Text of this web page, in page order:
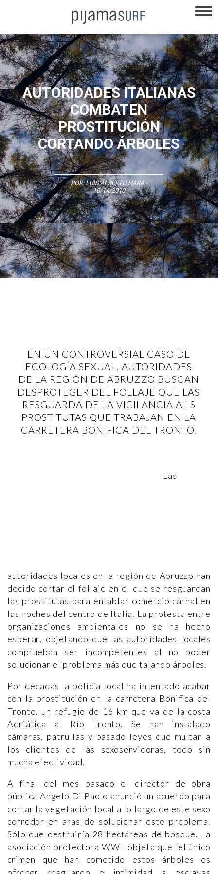
AUTORIDADES ITALIANAS
COMBATEN
PROSTITUCIÓN
CORTANDO ÁRBOLES
POR:LUIS ALBERTO HARA-
10/14/2010
EN UN CONTROVERSIAL CASO DE
ECOLOGÍA SEXUAL, AUTORIDADES
DE LA REGIÓN DE ABRUZZO BUSCAN
DESPROTEGER DEL FOLLAJE QUE LAS
RESGUARDA DE LA VIGILANCIA A LS
PROSTITUTAS QUE TRABAJAN EN LA
CARRETERA BONIFICA DEL TRONTO.
Las
autoridades locales en la región de Abruzzo han
decido cortar el follaje en el que se resguardan
las prostitutas para entablar comercio carnal en
las noches del centro de Italia. La protesta entre
organizaciones ambientales no se ha hecho
esperar, objetando que las autoridades locales
comprueban ser incompetentes al no poder
solucionar el problema más que talando árboles.
Por décadas la policía local ha intentado acabar
con la prostitución en la carretera Bonifica del
Tronto, un refugio de 16 km que va de la costa
Adriática al Río Tronto. Se han instalado
cámaras, patrullas y pasado leyes que multan a
los clientes de las sexoservidoras, todo sin
mucha efectividad.
A final del mes pasado el director de obra
pública Angelo Di Paolo anunció un acuerdo para
cortar la vegetación local a lo largo de este sexo
corredor en aras de solucionar este problema.
Sólo que destruiría 28 hectáreas de bosque. La
asociación protectora WWF objeta que “el único
crimen que han cometido estos árboles es